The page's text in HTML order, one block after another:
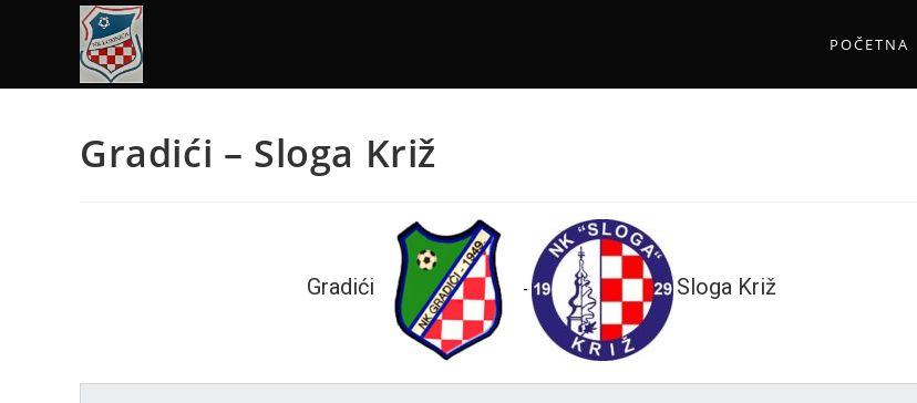
POČETNA
Gradići – Sloga Križ
Gradići - Sloga Križ